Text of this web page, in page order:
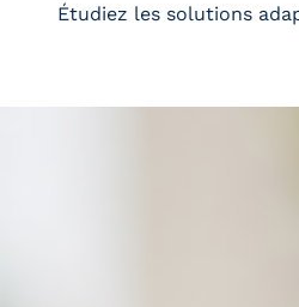
Étudiez les solutions